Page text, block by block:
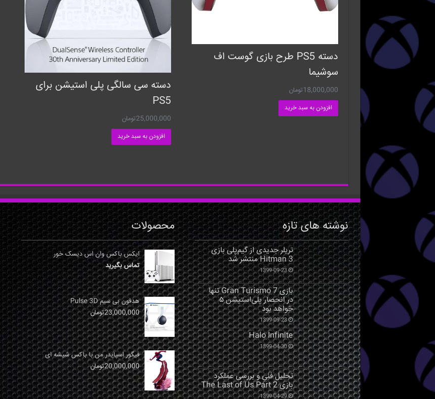
دسته PS5 طرح بازی گوست اف
سوشیما
18,000,000تومان
افزودن به سبد خرید
دسته سی سالگی پلی استیشن برای
PS5
25,000,000تومان
افزودن به سبد خرید
نوشته های تازه
تریلر جدیدی از گیم‌پلی بازی
Hitman 3 منتشر شد
1399-09-23
بازی Gran Turismo 7 تنها
در انحصار پلی‌استیشن ۵
خواهد بود
1399-09-23
Halo Infinite
1399-04-30
تحلیل فنی و بررسی عملکرد
بازی The Last of Us Part 2
1399-04-29
محصولات
ایکس باکس وان اس دیسک خور
تماس بگیرید
هدفون بی سیم Pulse 3D
23,000,000تومان
فیگور اسپایدر من با باکس شیشه ای
20,000,000تومان